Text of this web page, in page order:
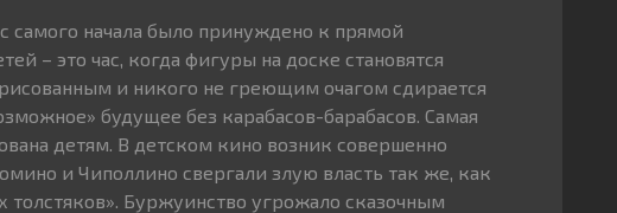
самого начала было принуждено к прямой
– это час, когда фигуры на доске становятся
и никого не греющим очагом сдирается
будущее без карабасов-барабасов. Самая
детям. В детском кино возник совершенно
и Чиполлино свергали злую власть так же, как
Буржуинство угрожало сказочным